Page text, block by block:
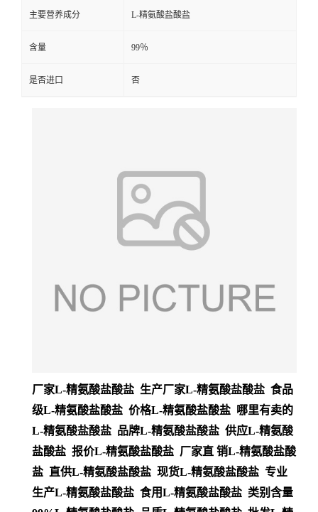
主要营养成分 L-精氨酸盐酸盐
含量 99％
是否进口 否
厂家L-精氨酸盐酸盐 生产厂家L-精氨酸盐酸盐 食品
级L-精氨酸盐酸盐 价格L-精氨酸盐酸盐 哪里有卖的
L-精氨酸盐酸盐 品牌L-精氨酸盐酸盐 供应L-精氨酸
盐酸盐 报价L-精氨酸盐酸盐 厂家直 销L-精氨酸盐酸
盐 直供L-精氨酸盐酸盐 现货L-精氨酸盐酸盐 专业
生产L-精氨酸盐酸盐 食用L-精氨酸盐酸盐 类别含量